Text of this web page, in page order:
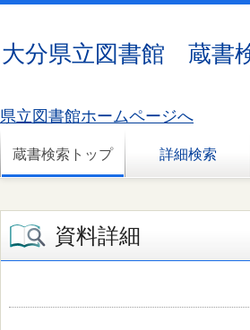
大分県立図書館 蔵書
県立図書館ホームページへ
蔵書検索トップ 詳細検索
資料詳細